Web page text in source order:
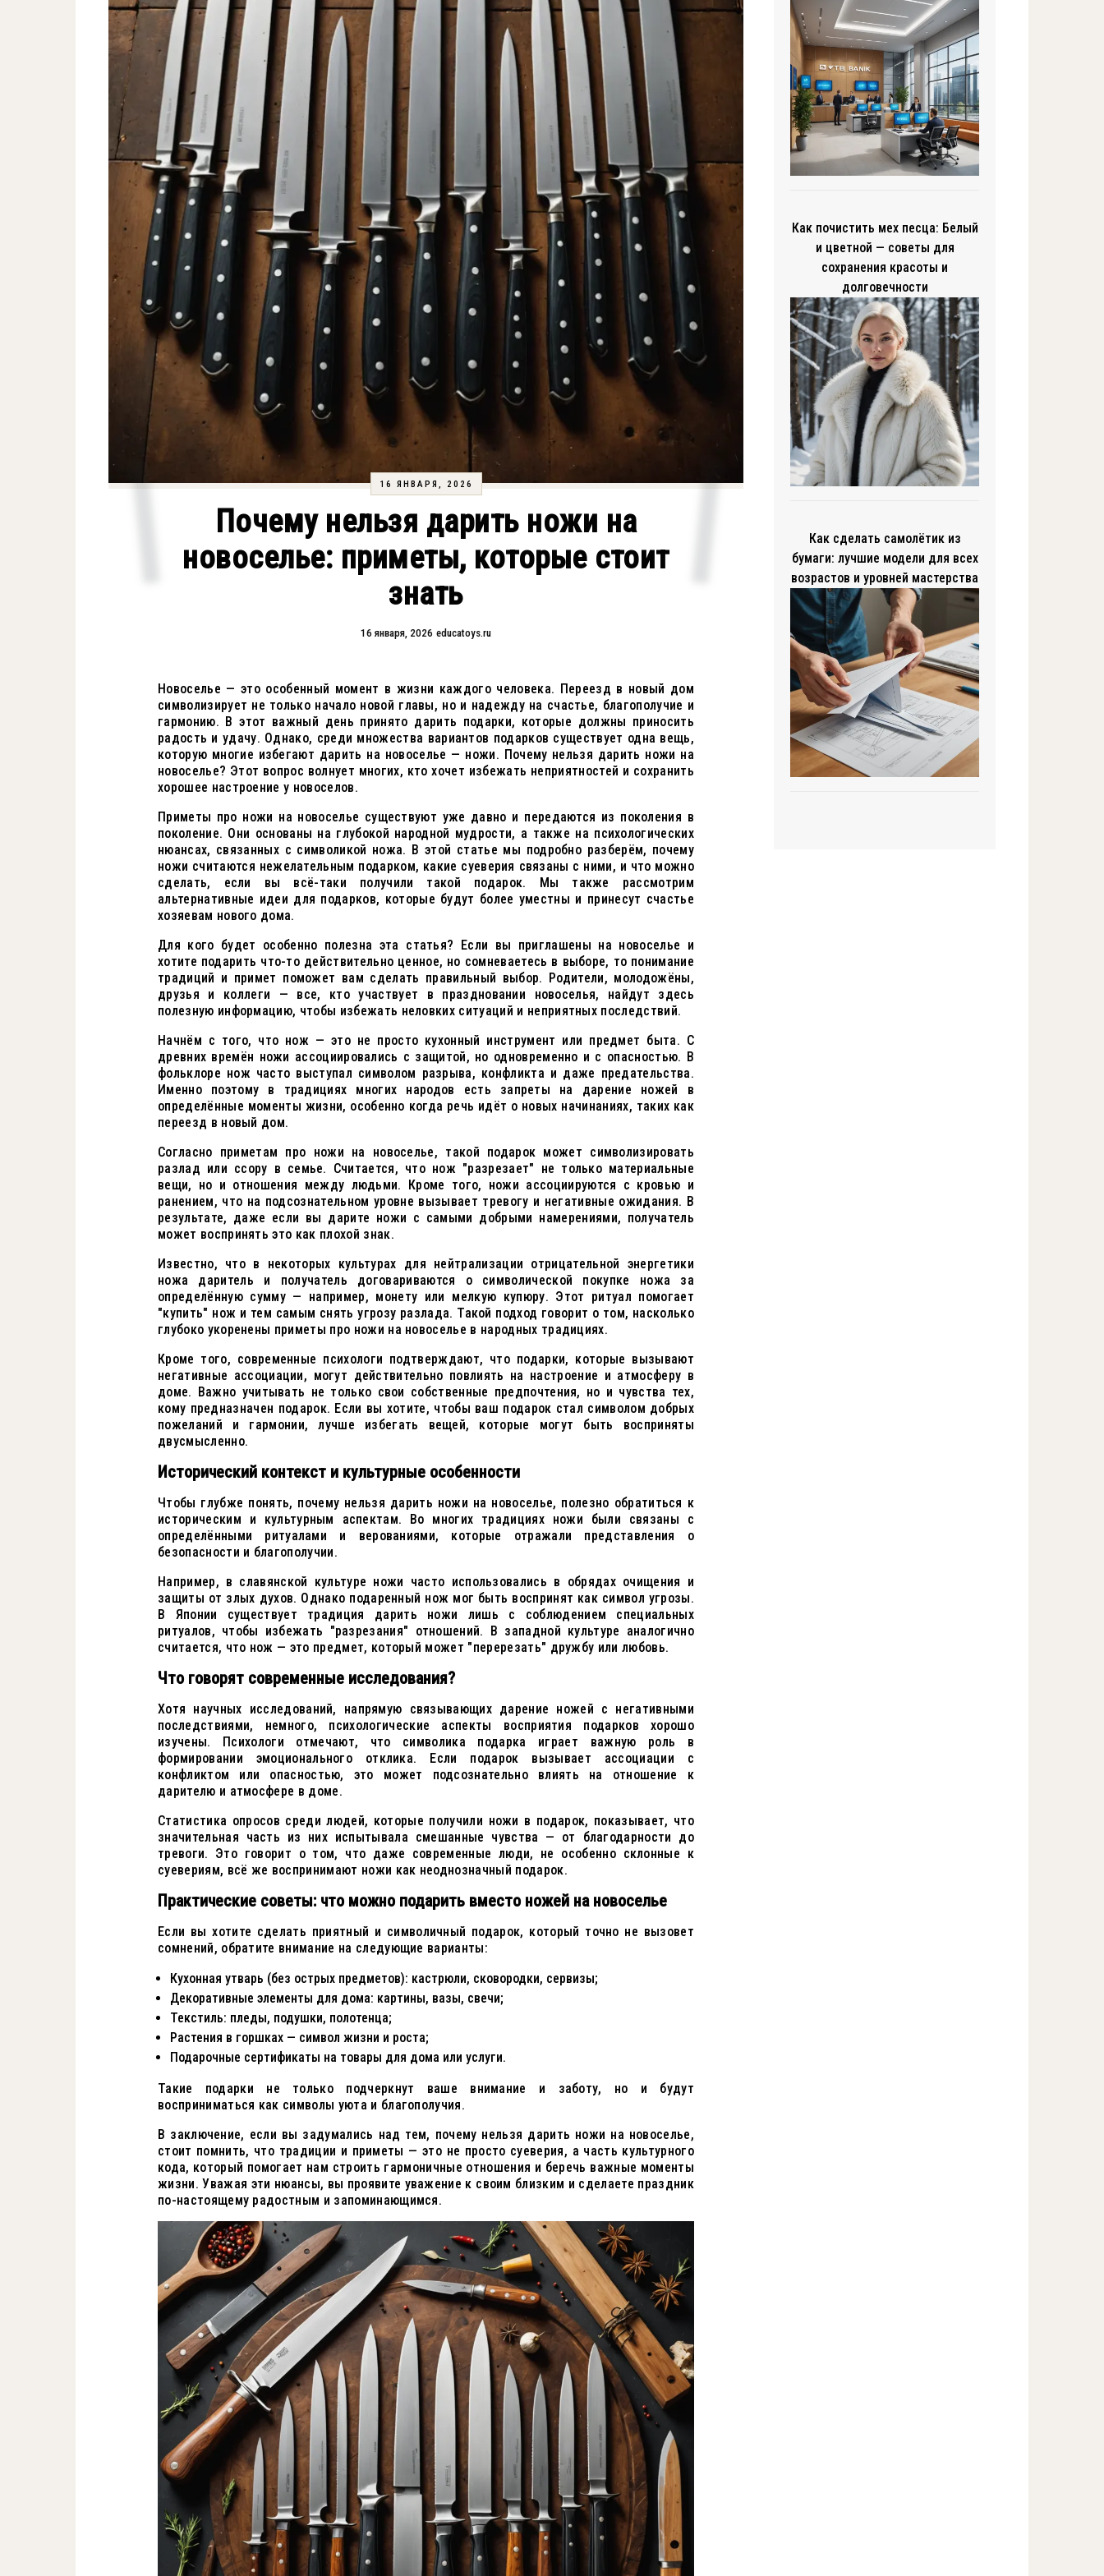
16 ЯНВАРЯ, 2026
Почему нельзя дарить ножи на
новоселье: приметы, которые стоит
знать
16 января, 2026 educatoys.ru
Новоселье — это особенный момент в жизни каждого человека. Переезд в новый дом
символизирует не только начало новой главы, но и надежду на счастье, благополучие и
гармонию. В этот важный день принято дарить подарки, которые должны приносить
радость и удачу. Однако, среди множества вариантов подарков существует одна вещь,
которую многие избегают дарить на новоселье — ножи. Почему нельзя дарить ножи на
новоселье? Этот вопрос волнует многих, кто хочет избежать неприятностей и сохранить
хорошее настроение у новоселов.
Приметы про ножи на новоселье существуют уже давно и передаются из поколения в
поколение. Они основаны на глубокой народной мудрости, а также на психологических
нюансах, связанных с символикой ножа. В этой статье мы подробно разберём, почему
ножи считаются нежелательным подарком, какие суеверия связаны с ними, и что можно
сделать, если вы всё-таки получили такой подарок. Мы также рассмотрим
альтернативные идеи для подарков, которые будут более уместны и принесут счастье
хозяевам нового дома.
Для кого будет особенно полезна эта статья? Если вы приглашены на новоселье и
хотите подарить что-то действительно ценное, но сомневаетесь в выборе, то понимание
традиций и примет поможет вам сделать правильный выбор. Родители, молодожёны,
друзья и коллеги — все, кто участвует в праздновании новоселья, найдут здесь
полезную информацию, чтобы избежать неловких ситуаций и неприятных последствий.
Начнём с того, что нож — это не просто кухонный инструмент или предмет быта. С
древних времён ножи ассоциировались с защитой, но одновременно и с опасностью. В
фольклоре нож часто выступал символом разрыва, конфликта и даже предательства.
Именно поэтому в традициях многих народов есть запреты на дарение ножей в
определённые моменты жизни, особенно когда речь идёт о новых начинаниях, таких как
переезд в новый дом.
Согласно приметам про ножи на новоселье, такой подарок может символизировать
разлад или ссору в семье. Считается, что нож "разрезает" не только материальные
вещи, но и отношения между людьми. Кроме того, ножи ассоциируются с кровью и
ранением, что на подсознательном уровне вызывает тревогу и негативные ожидания. В
результате, даже если вы дарите ножи с самыми добрыми намерениями, получатель
может воспринять это как плохой знак.
Известно, что в некоторых культурах для нейтрализации отрицательной энергетики
ножа даритель и получатель договариваются о символической покупке ножа за
определённую сумму — например, монету или мелкую купюру. Этот ритуал помогает
"купить" нож и тем самым снять угрозу разлада. Такой подход говорит о том, насколько
глубоко укоренены приметы про ножи на новоселье в народных традициях.
Кроме того, современные психологи подтверждают, что подарки, которые вызывают
негативные ассоциации, могут действительно повлиять на настроение и атмосферу в
доме. Важно учитывать не только свои собственные предпочтения, но и чувства тех,
кому предназначен подарок. Если вы хотите, чтобы ваш подарок стал символом добрых
пожеланий и гармонии, лучше избегать вещей, которые могут быть восприняты
двусмысленно.
Исторический контекст и культурные особенности
Чтобы глубже понять, почему нельзя дарить ножи на новоселье, полезно обратиться к
историческим и культурным аспектам. Во многих традициях ножи были связаны с
определёнными ритуалами и верованиями, которые отражали представления о
безопасности и благополучии.
Например, в славянской культуре ножи часто использовались в обрядах очищения и
защиты от злых духов. Однако подаренный нож мог быть воспринят как символ угрозы.
В Японии существует традиция дарить ножи лишь с соблюдением специальных
ритуалов, чтобы избежать "разрезания" отношений. В западной культуре аналогично
считается, что нож — это предмет, который может "перерезать" дружбу или любовь.
Что говорят современные исследования?
Хотя научных исследований, напрямую связывающих дарение ножей с негативными
последствиями, немного, психологические аспекты восприятия подарков хорошо
изучены. Психологи отмечают, что символика подарка играет важную роль в
формировании эмоционального отклика. Если подарок вызывает ассоциации с
конфликтом или опасностью, это может подсознательно влиять на отношение к
дарителю и атмосфере в доме.
Статистика опросов среди людей, которые получили ножи в подарок, показывает, что
значительная часть из них испытывала смешанные чувства — от благодарности до
тревоги. Это говорит о том, что даже современные люди, не особенно склонные к
суевериям, всё же воспринимают ножи как неоднозначный подарок.
Практические советы: что можно подарить вместо ножей на новоселье
Если вы хотите сделать приятный и символичный подарок, который точно не вызовет
сомнений, обратите внимание на следующие варианты:
Кухонная утварь (без острых предметов): кастрюли, сковородки, сервизы;
Декоративные элементы для дома: картины, вазы, свечи;
Текстиль: пледы, подушки, полотенца;
Растения в горшках — символ жизни и роста;
Подарочные сертификаты на товары для дома или услуги.
Такие подарки не только подчеркнут ваше внимание и заботу, но и будут
восприниматься как символы уюта и благополучия.
В заключение, если вы задумались над тем, почему нельзя дарить ножи на новоселье,
стоит помнить, что традиции и приметы — это не просто суеверия, а часть культурного
кода, который помогает нам строить гармоничные отношения и беречь важные моменты
жизни. Уважая эти нюансы, вы проявите уважение к своим близким и сделаете праздник
по-настоящему радостным и запоминающимся.
Как почистить мех песца: Белый
и цветной — советы для
сохранения красоты и
долговечности
Как сделать самолётик из
бумаги: лучшие модели для всех
возрастов и уровней мастерства